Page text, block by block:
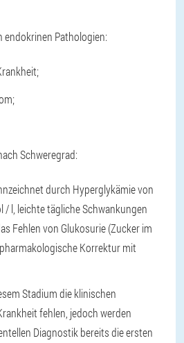
endokrinen Pathologien:
Schweregrad:
durch Hyperglykämie von
/ l, leichte tägliche Schwankungen
Fehlen von Glukosurie (Zucker im
Korrektur mit
Stadium die klinischen
fehlen, jedoch werden
Diagnostik bereits die ersten